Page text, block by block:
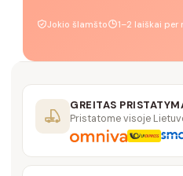
Jokio šlamšto 1–2 laiškai per
GREITAS
Pristatome visoje